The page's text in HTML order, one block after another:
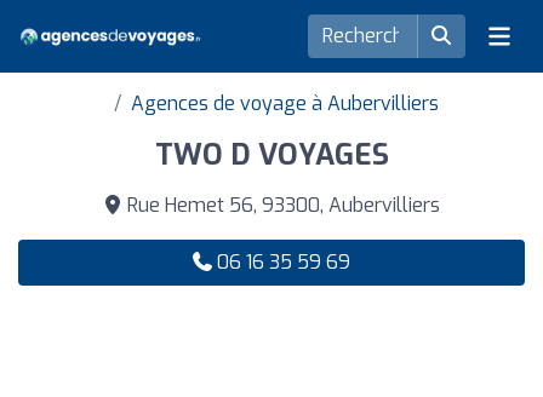
Agences de voyage à Aubervilliers
TWO D VOYAGES
Rue Hemet 56, 93300, Aubervilliers
06 16 35 59 69